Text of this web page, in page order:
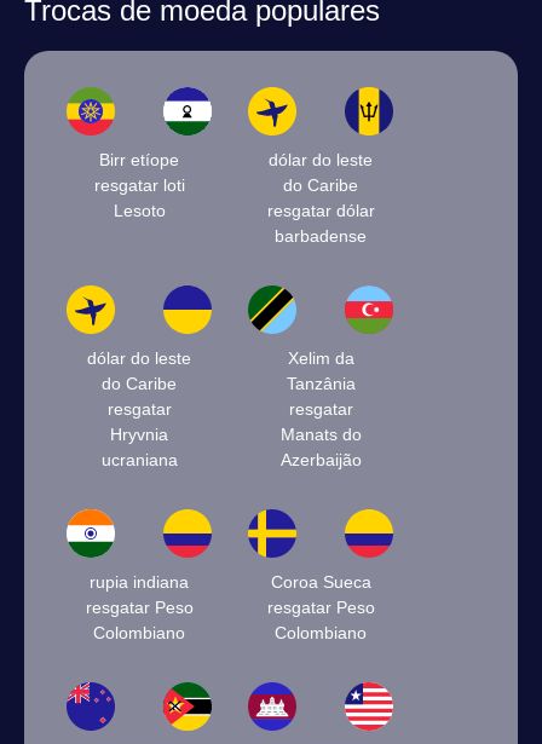
Trocas de moeda populares
Birr etíope
resgatar loti
Lesoto
dólar do leste
do Caribe
resgatar dólar
barbadense
dólar do leste
do Caribe
resgatar
Hryvnia
ucraniana
Xelim da
Tanzânia
resgatar
Manats do
Azerbaijão
rupia indiana
resgatar Peso
Colombiano
Coroa Sueca
resgatar Peso
Colombiano